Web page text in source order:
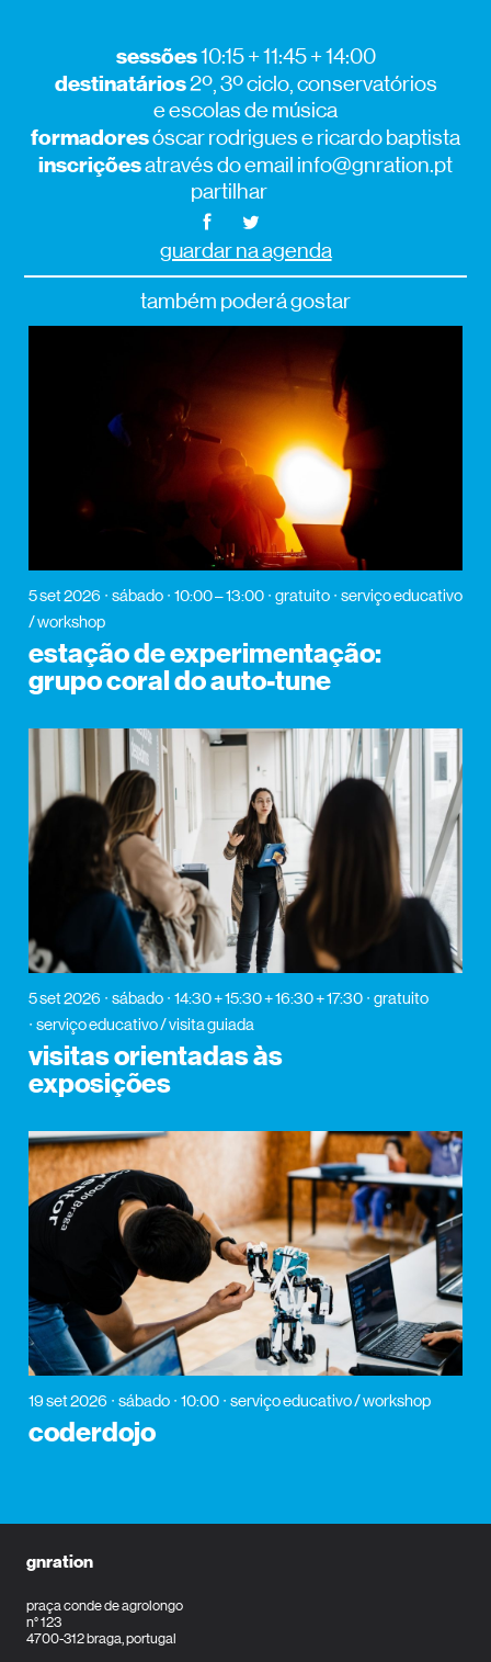
sessões10:15 + 11:45 + 14:00
destinatários2º, 3º ciclo, conservatórios
e escolas de música
formadoresóscar rodrigues e ricardo baptista
inscriçõesatravés do email info@gnration.pt
partilhar
guardar na agenda
também poderá gostar
5 set 2026 sábado 10:00 – 13:00 gratuito
serviço educativo
/ workshop
estação de experimentação:
grupo coral do auto-tune
5 set 2026 sábado 14:30 + 15:30 + 16:30 + 17:30
gratuito
serviço educativo / visita guiada
visitas orientadas às
exposições
19 set 2026 sábado 10:00 serviço educativo / workshop
coderdojo
gnration
praça conde de agrolongo
n° 123
4700-312 braga, portugal